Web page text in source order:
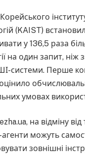
(KAIST)
у 136,5 раза
на один запит, ніж
системи. Перше
умовах
на відміну
агенти можуть
зовнішні